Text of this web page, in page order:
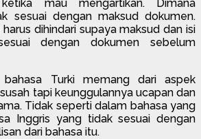
mau mengartikan. Dimana
sesuai dengan maksud dokumen.
dihindari supaya maksud dan isi
dengan dokumen sebelum
bahasa Turki memang dari aspek
tapi keunggulannya ucapan dan
Tidak seperti dalam bahasa yang
Inggris yang tidak sesuai dengan
dari bahasa itu.